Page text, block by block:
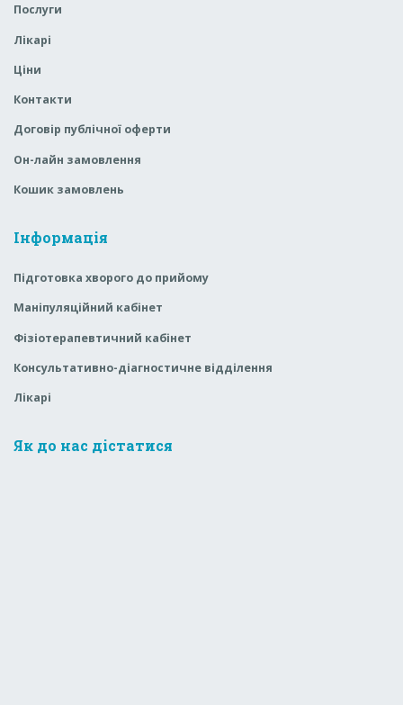
Послуги
Лікарі
Ціни
Контакти
Договір публічної оферти
Он-лайн замовлення
Кошик замовлень
Інформація
Підготовка хворого до прийому
Маніпуляційний кабінет
Фізіотерапевтичний кабінет
Консультативно-діагностичне відділення
Лікарі
Як до нас дістатися